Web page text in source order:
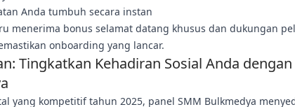
Anda tumbuh secara instan
menerima bonus selamat datang khusus dan dukungan
onboarding yang lancar.
Tingkatkan Kehadiran Sosial Anda dengan
yang kompetitif tahun 2025, panel SMM Bulkmedya